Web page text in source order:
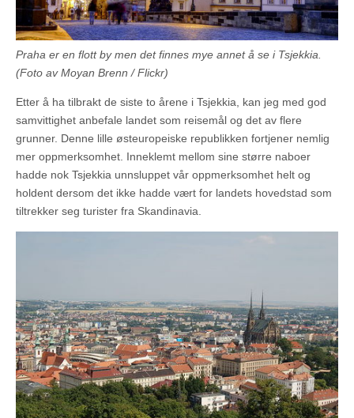
Praha er en flott by men det finnes mye annet å se i Tsjekkia.
(Foto av Moyan Brenn / Flickr)
Etter å ha tilbrakt de siste to årene i Tsjekkia, kan jeg med god
samvittighet anbefale landet som reisemål og det av flere
grunner. Denne lille østeuropeiske republikken fortjener nemlig
mer oppmerksomhet. Inneklemt mellom sine større naboer
hadde nok Tsjekkia unnsluppet vår oppmerksomhet helt og
holdent dersom det ikke hadde vært for landets hovedstad som
tiltrekker seg turister fra Skandinavia.